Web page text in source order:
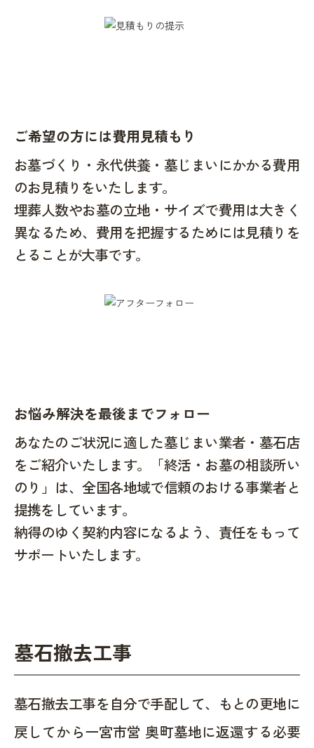
ご希望の方には費用見積もり
お墓づくり・永代供養・墓じまいにかかる費用
のお見積りをいたします。
埋葬人数やお墓の立地・サイズで費用は大きく
異なるため、費用を把握するためには見積りを
とることが大事です。
お悩み解決を最後までフォロー
あなたのご状況に適した墓じまい業者・墓石店
をご紹介いたします。「終活・お墓の相談所い
のり」は、全国各地域で信頼のおける事業者と
提携をしています。
納得のゆく契約内容になるよう、責任をもって
サポートいたします。
墓石撤去工事
墓石撤去工事を自分で手配して、もとの更地に
戻してから一宮市営 奥町墓地に返還する必要